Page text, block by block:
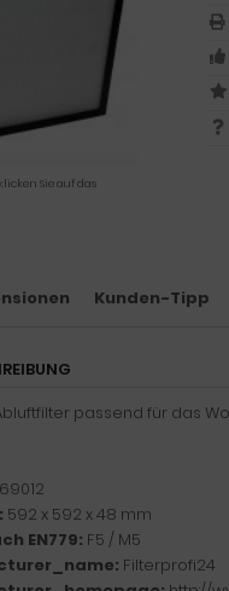
Sie auf das
Kunden-Tipp
passend für das
592 x 592 x 48 mm
EN779: F5 / M5
Filterprofi24